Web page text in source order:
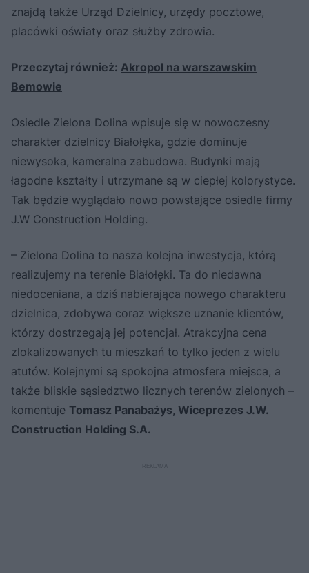
znajdą także Urząd Dzielnicy, urzędy pocztowe,
placówki oświaty oraz służby zdrowia.
Przeczytaj również: Akropol na warszawskim
Bemowie
Osiedle Zielona Dolina wpisuje się w nowoczesny
charakter dzielnicy Białołęka, gdzie dominuje
niewysoka, kameralna zabudowa. Budynki mają
łagodne kształty i utrzymane są w ciepłej kolorystyce.
Tak będzie wyglądało nowo powstające osiedle firmy
J.W Construction Holding.
– Zielona Dolina to nasza kolejna inwestycja, którą
realizujemy na terenie Białołęki. Ta do niedawna
niedoceniana, a dziś nabierająca nowego charakteru
dzielnica, zdobywa coraz większe uznanie klientów,
którzy dostrzegają jej potencjał. Atrakcyjna cena
zlokalizowanych tu mieszkań to tylko jeden z wielu
atutów. Kolejnymi są spokojna atmosfera miejsca, a
także bliskie sąsiedztwo licznych terenów zielonych –
komentuje Tomasz Panabażys, Wiceprezes J.W.
Construction Holding S.A.